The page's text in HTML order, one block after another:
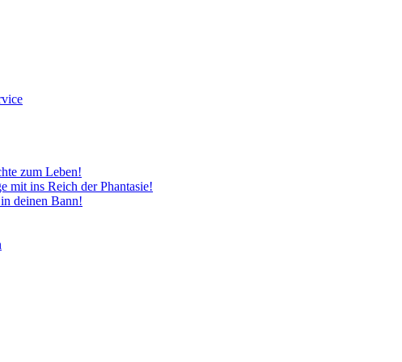
zum Leben!
mit ins Reich der Phantasie!
deinen Bann!